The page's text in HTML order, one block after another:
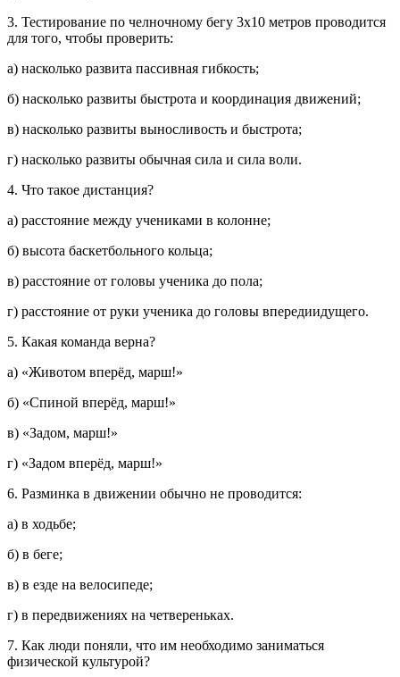
3. Тестирование по челночному бегу 3х10 метров проводится
для того, чтобы проверить:
а) насколько развита пассивная гибкость;
б) насколько развиты быстрота и координация движений;
в) насколько развиты выносливость и быстрота;
г) насколько развиты обычная сила и сила воли.
4. Что такое дистанция?
а) расстояние между учениками в колонне;
б) высота баскетбольного кольца;
в) расстояние от головы ученика до пола;
г) расстояние от руки ученика до головы впередиидущего.
5. Какая команда верна?
а) «Животом вперёд, марш!»
б) «Спиной вперёд, марш!»
в) «Задом, марш!»
г) «Задом вперёд, марш!»
6. Разминка в движении обычно не проводится:
а) в ходьбе;
б) в беге;
в) в езде на велосипеде;
г) в передвижениях на четвереньках.
7. Как люди поняли, что им необходимо заниматься
физической культурой?